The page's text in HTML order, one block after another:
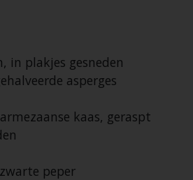
in plakjes gesneden
asperges
kaas, geraspt
peper